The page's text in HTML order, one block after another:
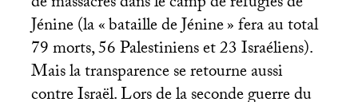
Jénine (la «bataille de Jénine» fera au total
79 morts, 56 Palestiniens et 23 Israéliens).
Mais la transparence se retourne aussi